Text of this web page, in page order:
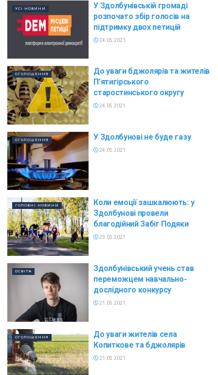
УСІ НОВИНИ
У Здолбунівській громаді
розпочато збір голосів на
підтримку двох петицій
24.05.2021
ОГОЛОШЕННЯ
До уваги бджолярів та жителів
П’ятигірського
старостинського округу
24.05.2021
ОГОЛОШЕННЯ У Здолбунові не буде газу
24.05.2021
ГОЛОВНІ НОВИНИ
Коли емоції зашкалюють: у
Здолбунові провели
благодійний Забіг Подяки
23.05.2021
ОСВІТА
Здолбунівський учень став
переможцем навчально-
дослідного конкурсу
21.05.2021
ОГОЛОШЕННЯ
До уваги жителів села
Копиткове та бджолярів
21.05.2021